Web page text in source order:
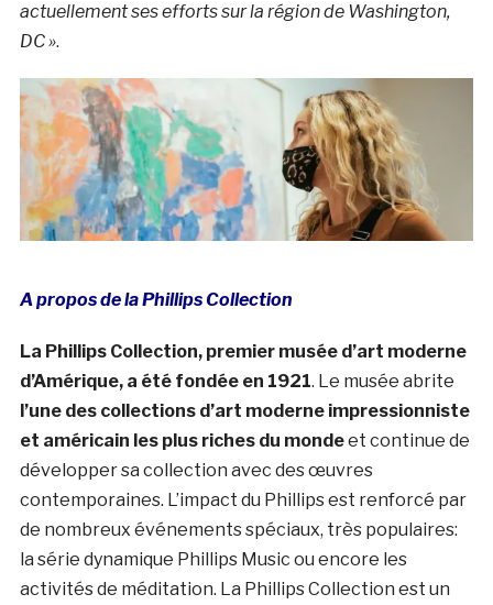
actuellement ses efforts sur la région de Washington,
DC ».
A propos de la Phillips Collection
La Phillips Collection, premier musée d’art moderne
d’Amérique, a été fondée en 1921. Le musée abrite
l’une des collections d’art moderne impressionniste
et américain les plus riches du mondeet continue de
développer sa collection avec des œuvres
contemporaines. L’impact du Phillips est renforcé par
de nombreux événements spéciaux, très populaires:
la série dynamique Phillips Music ou encore les
activités de méditation. La Phillips Collection est un